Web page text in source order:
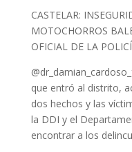
CASTELAR:
MOTOCHORROS
OFICIAL DE LA
que entró al distrito,
dos hechos y las
la DDI y el
encontrar a los